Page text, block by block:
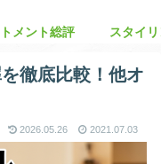
トメント総評 スタイ
徹底比較！他オ
2026.05.26 2021.07.03